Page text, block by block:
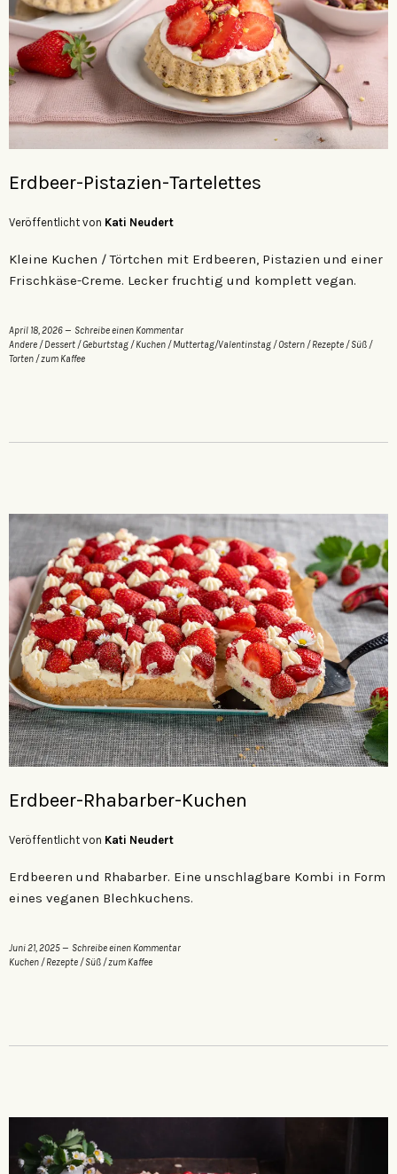
Erdbeer-Pistazien-Tartelettes
Veröffentlicht von Kati Neudert
Kleine Kuchen / Törtchen mit Erdbeeren, Pistazien und einer
Frischkäse-Creme. Lecker fruchtig und komplett vegan.
April 18, 2026
Schreibe einen Kommentar
Andere / Dessert /Geburtstag / Kuchen / Muttertag/Valentinstag /Ostern / Rezepte / Süß /
Torten /zum Kaffee
Erdbeer-Rhabarber-Kuchen
Veröffentlicht von Kati Neudert
Erdbeeren und Rhabarber. Eine unschlagbare Kombi in Form
eines veganen Blechkuchens.
Juni 21, 2025
Schreibe einen Kommentar
Kuchen / Rezepte / Süß /zum Kaffee